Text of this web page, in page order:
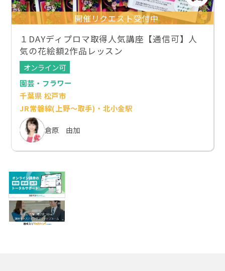
開催リクエスト受付中
１DAYディプロマ取得人気講座【通信可】人
気の花絵額2作品レッスン
オンライン可
園芸・フラワー
千葉県 松戸市
JR常磐線(上野～取手)・北小金駅
倉原 由加